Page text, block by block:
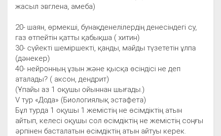
жасыл эвглена, амеба)
20- шаян, өрмекші, бунақденелілердің денесіндегі су,
газ өтпейтін қатты қабықша ( хитин)
30- сүйекті шеміршекті, қанды, майды түзететін ұлпа
(дәнекер)
40- нейронның ұзын және қысқа өсіндісі не деп
аталады? ( аксон, дендрит)
(Ұпайы аз 1 оқушы ойыннан шығады.)
V тур «Дода» (Биологиялық эстафета)
Бұл турда 1 оқушы 1 жемістің не өсімдіктің атын
айтып, келесі оқушы сол өсімдіктің не жемістің соңғы
әрпінен басталатын өсімдіктің атын айтуы керек.